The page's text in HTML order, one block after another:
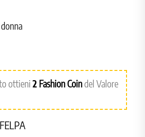
ottieni2 Fashion Coindel Valore
FELPA